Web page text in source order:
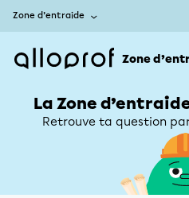
Zone d’entraide
Zone
La Zone
Retrouve ta question